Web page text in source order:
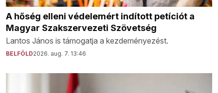
A hőség elleni védelemért indított petíciót a
Magyar Szakszervezeti Szövetség
Lantos János is támogatja a kezdeményezést.
BELFÖLD2026. aug. 7. 13:46